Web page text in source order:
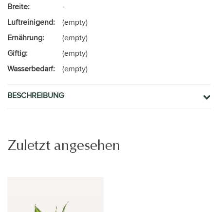
Breite:
-
Luftreinigend:
(empty)
Ernährung:
(empty)
Giftig:
(empty)
Wasserbedarf:
(empty)
BESCHREIBUNG
Zuletzt angesehen